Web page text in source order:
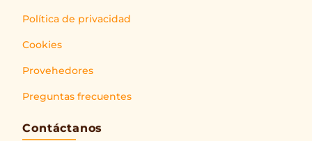
Política de privacidad
Cookies
Provehedores
Preguntas frecuentes
Contáctanos